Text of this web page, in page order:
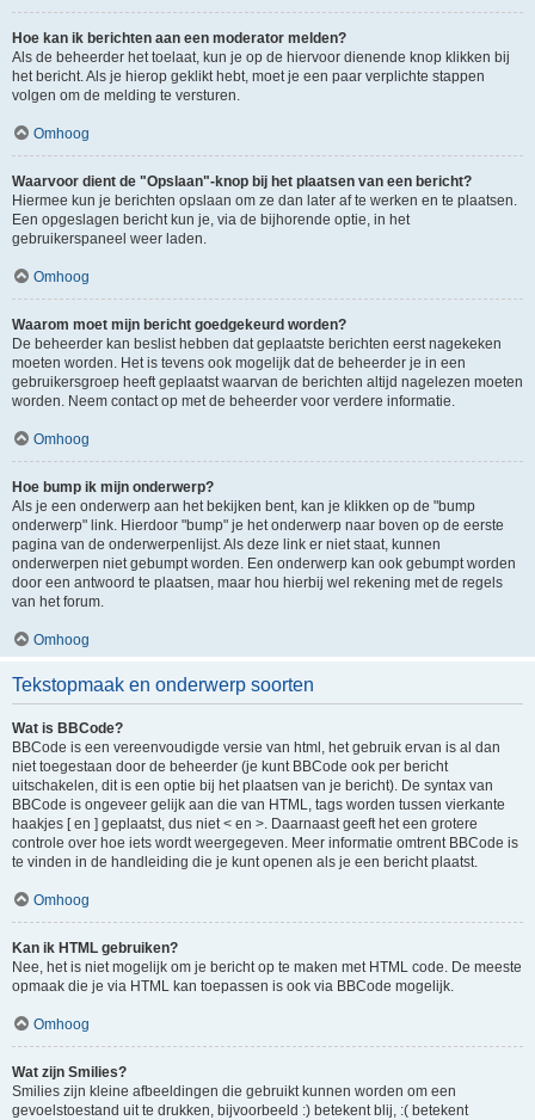
Hoe kan ik berichten aan een moderator melden?
Als de beheerder het toelaat, kun je op de hiervoor dienende knop klikken bij
het bericht. Als je hierop geklikt hebt, moet je een paar verplichte stappen
volgen om de melding te versturen.
Omhoog
Waarvoor dient de "Opslaan"-knop bij het plaatsen van een bericht?
Hiermee kun je berichten opslaan om ze dan later af te werken en te plaatsen.
Een opgeslagen bericht kun je, via de bijhorende optie, in het
gebruikerspaneel weer laden.
Omhoog
Waarom moet mijn bericht goedgekeurd worden?
De beheerder kan beslist hebben dat geplaatste berichten eerst nagekeken
moeten worden. Het is tevens ook mogelijk dat de beheerder je in een
gebruikersgroep heeft geplaatst waarvan de berichten altijd nagelezen moeten
worden. Neem contact op met de beheerder voor verdere informatie.
Omhoog
Hoe bump ik mijn onderwerp?
Als je een onderwerp aan het bekijken bent, kan je klikken op de "bump
onderwerp" link. Hierdoor "bump" je het onderwerp naar boven op de eerste
pagina van de onderwerpenlijst. Als deze link er niet staat, kunnen
onderwerpen niet gebumpt worden. Een onderwerp kan ook gebumpt worden
door een antwoord te plaatsen, maar hou hierbij wel rekening met de regels
van het forum.
Omhoog
Tekstopmaak en onderwerp soorten
Wat is BBCode?
BBCode is een vereenvoudigde versie van html, het gebruik ervan is al dan
niet toegestaan door de beheerder (je kunt BBCode ook per bericht
uitschakelen, dit is een optie bij het plaatsen van je bericht). De syntax van
BBCode is ongeveer gelijk aan die van HTML, tags worden tussen vierkante
haakjes [ en ] geplaatst, dus niet < en >. Daarnaast geeft het een grotere
controle over hoe iets wordt weergegeven. Meer informatie omtrent BBCode is
te vinden in de handleiding die je kunt openen als je een bericht plaatst.
Omhoog
Kan ik HTML gebruiken?
Nee, het is niet mogelijk om je bericht op te maken met HTML code. De meeste
opmaak die je via HTML kan toepassen is ook via BBCode mogelijk.
Omhoog
Wat zijn Smilies?
Smilies zijn kleine afbeeldingen die gebruikt kunnen worden om een
gevoelstoestand uit te drukken, bijvoorbeeld :) betekent blij, :( betekent